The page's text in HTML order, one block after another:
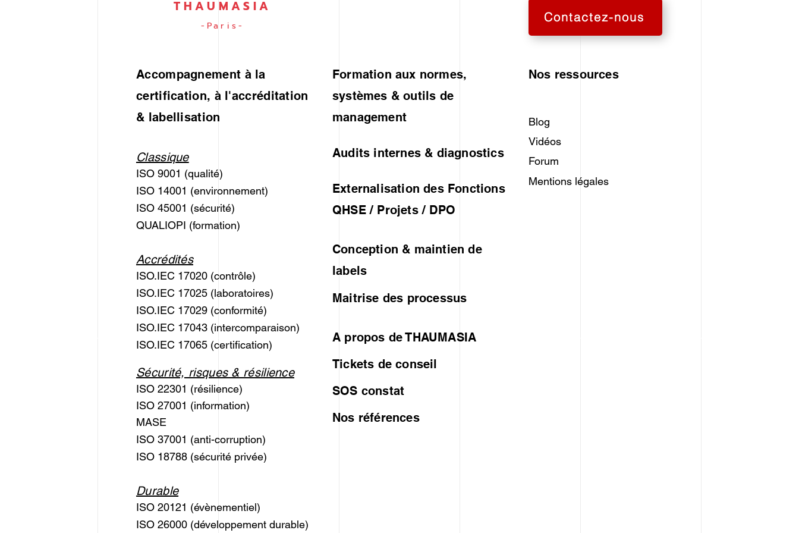
norme ISO 50001
THAUMASIA
-Paris-
Contactez-nous
Accompagnement à la
certification, à l'accréditation
& labellisation
Classique
ISO 9001 (qualité)
ISO 14001 (environnement)
ISO 45001 (sécurité)
QUALIOPI (formation)
Accrédités
ISO.IEC 17020 (contrôle)
ISO.IEC 17025 (laboratoires)
ISO.IEC 17029 (conformité)
ISO.IEC 17043 (intercomparaison)
ISO.IEC 17065 (certification)
Sécurité, risques & résilience
ISO 22301 (résilience)
ISO 27001 (information)
MASE
ISO 37001 (anti-corruption)
ISO 18788 (sécurité privée)
Durable
ISO 20121 (évènementiel)
ISO 26000 (développement durable)
Formation aux normes,
systèmes & outils de
management
Audits internes & diagnostics
Externalisation des Fonctions
QHSE / Projets / DPO
Conception & maintien de
labels
Maitrise des processus
A propos de THAUMASIA
Tickets de conseil
SOS constat
Nos références
Nos ressources
Blog
Vidéos
Forum
Mentions légales